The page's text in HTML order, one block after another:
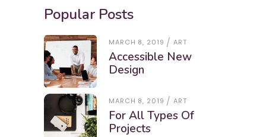
Popular Posts
MARCH 8, 2019 ART
Accessible New
Design
MARCH 8, 2019 ART
For All Types Of
Projects